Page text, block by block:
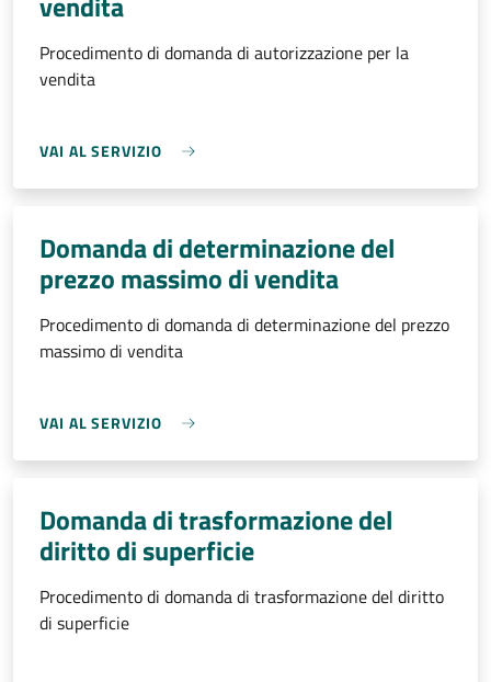
Procedimento di domanda di autorizzazione per la
vendita
VAI AL SERVIZIO
Domanda di determinazione del
prezzo massimo di vendita
Procedimento di domanda di determinazione del prezzo
massimo di vendita
VAI AL SERVIZIO
Domanda di trasformazione del
diritto di superficie
Procedimento di domanda di trasformazione del diritto
di superficie